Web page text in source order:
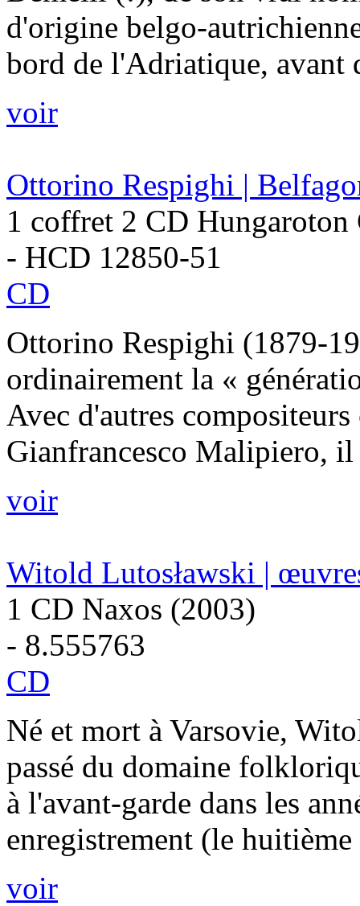
d'origine belgo-
bord de l'Adriatique, avant
voir
Ottorino Respighi |
1 coffret 2 CD Hungaroton
- HCD 12850-51
CD
Ottorino Respighi (1879-
ordinairement la «
Avec d'autres
Gianfrancesco Malipiero, il
voir
Witold Lutosławski |
1 CD Naxos (2003)
- 8.555763
CD
Né et mort à Varsovie,
passé du domaine
à l'avant-garde dans les
enregistrement (le huitième
voir